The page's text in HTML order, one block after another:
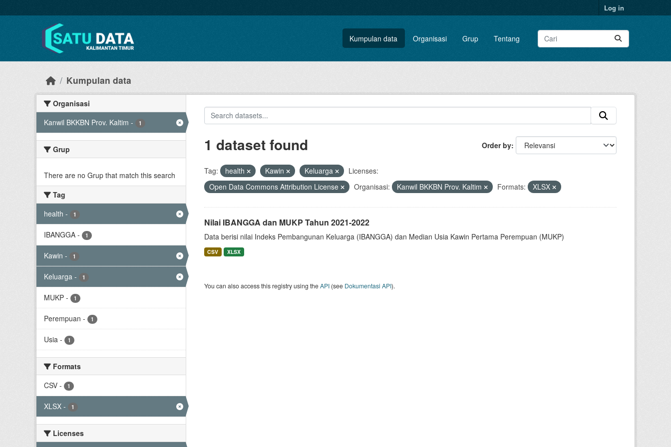
Log in
Kumpulan data Organisasi Grup Tentang
Kumpulan data
Organisasi
Kanwil BKKBN Prov. Kaltim - 1
Grup
There are no Grup that match this search
Tag
health - 1
IBANGGA - 1
Kawin - 1
Keluarga - 1
MUKP - 1
Perempuan - 1
Usia - 1
Formats
CSV - 1
XLSX - 1
Licenses
Order by
1 dataset found
Tag: health Kawin Keluarga
Licenses:
Open Data Commons Attribution License
Organisasi: Kanwil BKKBN Prov. Kaltim Formats: XLSX
Nilai IBANGGA dan MUKP Tahun 2021-2022
Data berisi nilai Indeks Pembangunan Keluarga (IBANGGA) dan Median Usia Kawin Pertama Perempuan (MUKP)
CSV XLSX
You can also access this registry using theAPI(see Dokumentasi API).